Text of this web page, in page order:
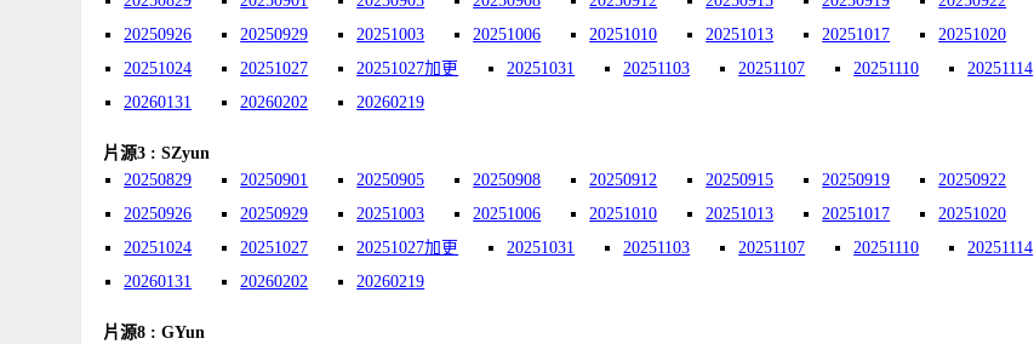
20250926
20250929 20251003 20251006 20251010 20251013 20251017
20251020
20251024
20251027 20251027加更 20251031 20251103 20251107 20251110
20251114
20260131
20260202 20260219
片源3 : SZyun
20250829
20250901 20250905 20250908 20250912 20250915 20250919
20250922
20250926
20250929 20251003 20251006 20251010 20251013 20251017
20251020
20251024
20251027 20251027加更 20251031 20251103 20251107 20251110
20251114
20260131
20260202 20260219
片源8 : GYun